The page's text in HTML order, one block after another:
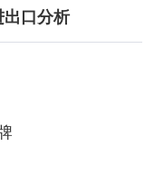
出口分析